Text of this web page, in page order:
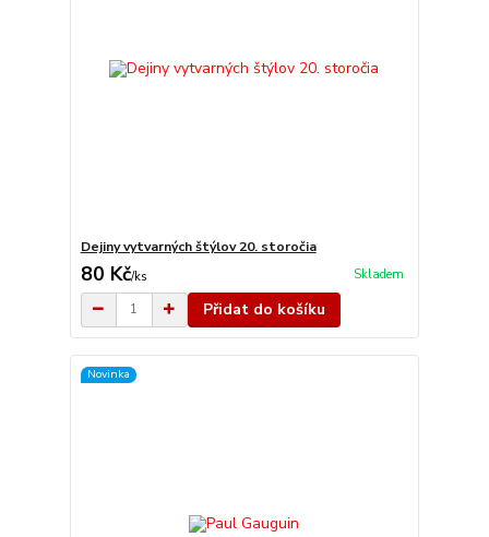
Dejiny vytvarných štýlov 20. storočia
80 Kč/ks Skladem
Přidat do košíku
Novinka